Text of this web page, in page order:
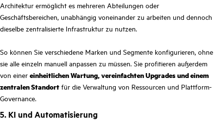
Architektur ermöglicht es mehreren Abteilungen oder
Geschäftsbereichen, unabhängig voneinander zu arbeiten und dennoch
dieselbe zentralisierte Infrastruktur zu nutzen.
So können Sie verschiedene Marken und Segmente konfigurieren, ohne
sie alle einzeln manuell anpassen zu müssen. Sie profitieren außerdem
von einer einheitlichen Wartung, vereinfachten Upgrades und einem
zentralen Standort für die Verwaltung von Ressourcen und Plattform-
Governance.
5. KI und Automatisierung